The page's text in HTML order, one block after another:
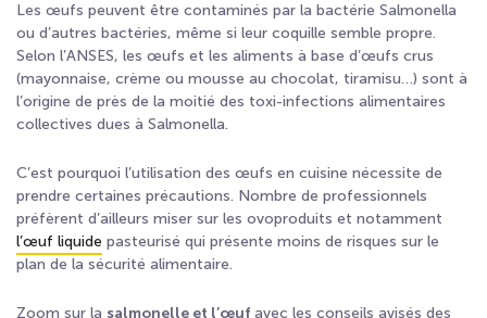
Les œufs peuvent être contaminés par la bactérie Salmonella
ou d’autres bactéries, même si leur coquille semble propre.
Selon l’ANSES, les œufs et les aliments à base d’œufs crus
(mayonnaise, crème ou mousse au chocolat, tiramisu…) sont à
l’origine de près de la moitié des toxi-infections alimentaires
collectives dues à Salmonella.
C’est pourquoi l’utilisation des œufs en cuisine nécessite de
prendre certaines précautions. Nombre de professionnels
préfèrent d’ailleurs miser sur les ovoproduits et notamment
l’œuf liquide pasteurisé qui présente moins de risques sur le
plan de la sécurité alimentaire.
Zoom sur la salmonelle et l’œuf avec les conseils avisés des